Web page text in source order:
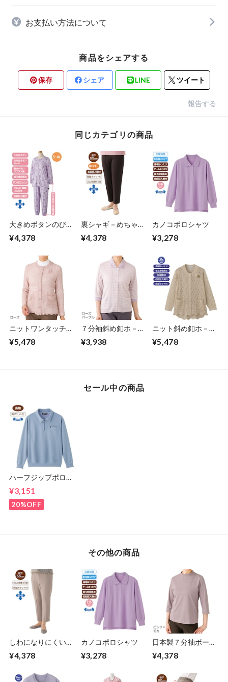
お支払い方法について
商品をシェアする
保存 シェア LINE ツイート
報告する
同じカテゴリの商品
大きめボタンのびの
びストレッチパジャ
マ Ｓサイズ～LLサ
¥4,378
裏シャギ－めちゃら
くパンツ（婦人）
¥4,378
カノコポロシャツ
¥3,278
ニットワンタッチテ
－プ丸首カーディガ
ン（婦人）
¥5,478
７分袖斜め釦ホ－ル
ポロカーデイ（婦
人）
¥3,938
ニット斜め釦ホ－ル
丸首カーディ（婦
人）3Lのみ
¥5,478
セール中の商品
ハーフジップポロ衿
¥3,151
20%OFF
その他の商品
しわになりにくいス
ツ（婦人）
¥4,378
カノコポロシャツ
¥3,278
日本製７分袖ボーダ
（婦人）
¥4,378